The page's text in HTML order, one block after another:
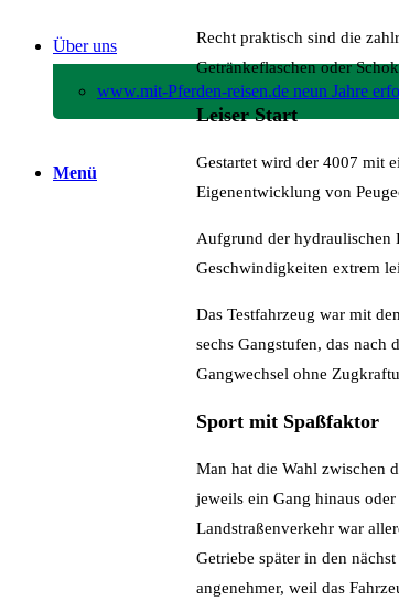
Über uns
www.mit-Pferden-reisen.de neun Jahre
Menü
Recht praktisch sind die
Getränkeflaschen oder
Leiser Start
Gestartet wird der 4007 mit
Eigenentwicklung von
Aufgrund der hydraulischen
Geschwindigkeiten extrem
Das Testfahrzeug war mit
sechs Gangstufen, das
Gangwechsel ohne
Sport mit Spaßfaktor
Man hat die Wahl zwischen
jeweils ein Gang hinaus
Landstraßenverkehr war
Getriebe später in den
angenehmer, weil das